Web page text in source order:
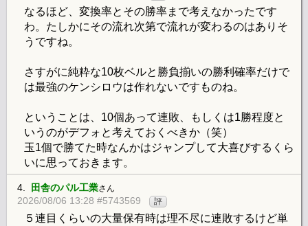
なるほど、変換率とその勝率まで考えなかったです
わ。たしかにその流れ次第で流れが変わるのはありそ
うですね。
さすがに純粋な10枚ベルと勝負揃いの勝利確率だけで
は最強のケンシロウは作れないですものね。
ということは、10個あって連敗、もしくは1勝程度と
いうのがデフォと考えておくべきか（笑）
玉1個で勝てた時なんかはジャンプして大喜びするくら
いに思っておきます。
4. 田舎のパル工業さん
2026/08/06 13:28 #5743569 評
５連目くらいの大量保有時は理不尽に連敗するけど単